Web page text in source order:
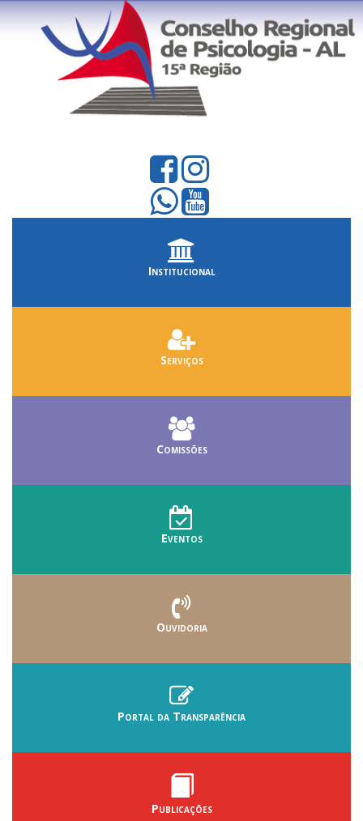
Institucional
Serviços
Comissões
Eventos
Ouvidoria
Portal da Transparência
Publicações